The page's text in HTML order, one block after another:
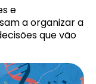
e
a organizar a
que vão